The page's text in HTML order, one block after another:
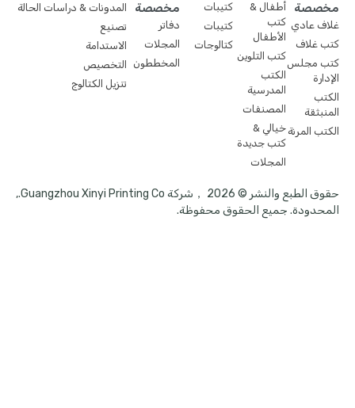
مخصصة
غلاف عادي
كتب غلاف
كتب مجلس
الإدارة
الكتب
المنبثقة
الكتب المرنة
أطفال &
كتب
الأطفال
كتب التلوين
الكتب
المدرسية
المصنفات
خيالي &
كتب جديدة
المجلات
كتيبات
كتيبات
كتالوجات
مخصصة
دفاتر
المجلات
المخططون
المدونات & دراسات الحالة
تصنيع
الاستدامة
التخصيص
تنزيل الكتالوج
حقوق الطبع والنشر © 2026 ，شركة Guangzhou Xinyi Printing Co.,
المحدودة. جميع الحقوق محفوظة.